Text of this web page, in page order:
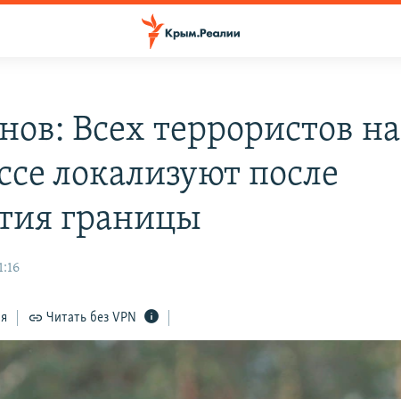
Всех террористов на
локализуют после
границы
Читать без VPN